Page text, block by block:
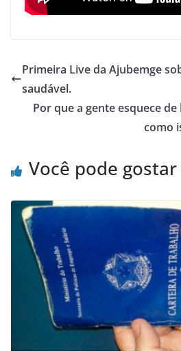
Primeira Live da Ajubemge
saudável.
Por que a gente esquece
como
Você pode